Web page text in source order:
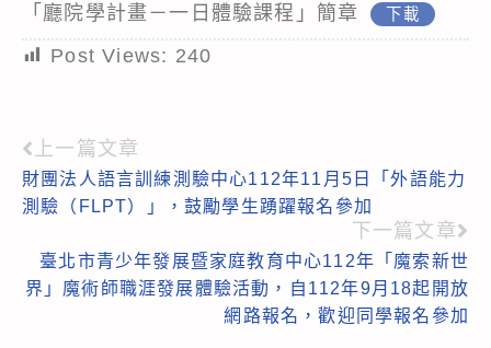
「廳院學計畫－一日體驗課程」簡章 下載
Post Views: 240
Read
more
上一篇文章
財團法人語言訓練測驗中心112年11月5日「外語能力
測驗（FLPT）」，鼓勵學生踴躍報名參加
下一篇文章
臺北市青少年發展暨家庭教育中心112年「魔索新世
界」魔術師職涯發展體驗活動，自112年9月18起開放
網路報名，歡迎同學報名參加